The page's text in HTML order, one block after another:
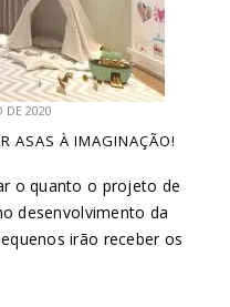
DE 2020
ASAS À IMAGINAÇÃO!
o quanto o projeto de
desenvolvimento da
irão receber os